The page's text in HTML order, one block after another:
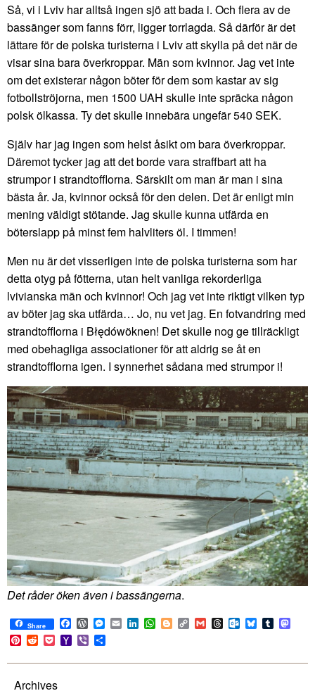
Så, vi i Lviv har alltså ingen sjö att bada i. Och flera av de
bassänger som fanns förr, ligger torrlagda. Så därför är det
lättare för de polska turisterna i Lviv att skylla på det när de
visar sina bara överkroppar. Män som kvinnor. Jag vet inte
om det existerar någon böter för dem som kastar av sig
fotbollströjorna, men 1500 UAH skulle inte spräcka någon
polsk ölkassa. Ty det skulle innebära ungefär 540 SEK.
Själv har jag ingen som helst åsikt om bara överkroppar.
Däremot tycker jag att det borde vara straffbart att ha
strumpor i strandtofflorna. Särskilt om man är man i sina
bästa år. Ja, kvinnor också för den delen. Det är enligt min
mening väldigt stötande. Jag skulle kunna utfärda en
böterslapp på minst fem halvliters öl. I timmen!
Men nu är det visserligen inte de polska turisterna som har
detta otyg på fötterna, utan helt vanliga rekorderliga
lvivianska män och kvinnor! Och jag vet inte riktigt vilken typ
av böter jag ska utfärda… Jo, nu vet jag. En fotvandring med
strandtofflorna i Błędówöknen! Det skulle nog ge tillräckligt
med obehagliga associationer för att aldrig se åt en
strandtofflorna igen. I synnerhet sådana med strumpor i!
Det råder öken även i bassängerna.
Share Facebook
WordPress
Messenger
EmailLinkedIn
WhatsApp
BloggerCopy
Link
GmailThreadsOutlook.com
BlueskyTumblr
Pinterest
RedditPocketYahoo
Mail
Viber
Archives